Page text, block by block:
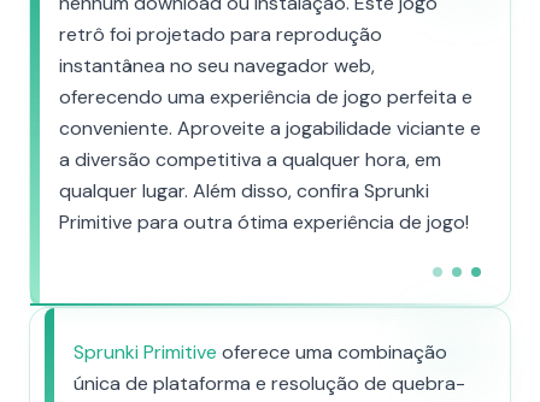
retrô foi projetado para reprodução
instantânea no seu navegador web,
oferecendo uma experiência de jogo perfeita e
conveniente. Aproveite a jogabilidade viciante e
a diversão competitiva a qualquer hora, em
qualquer lugar. Além disso, confira Sprunki
Primitive para outra ótima experiência de jogo!
Sprunki Primitive oferece uma combinação
única de plataforma e resolução de quebra-